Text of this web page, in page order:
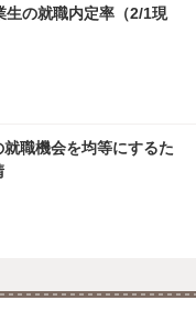
生の就職内定率（2/1現
職機会を均等にするた